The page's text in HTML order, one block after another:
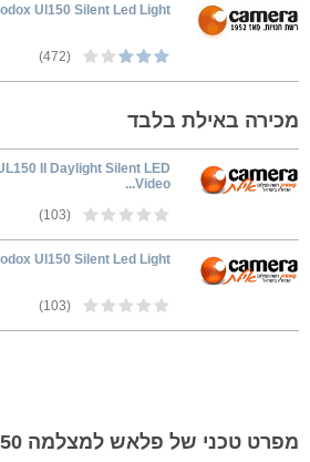
Ul150 Silent Led Light
(472)
מכירה באילת בלבד
II Daylight Silent LED
Video...
(103)
Ul150 Silent Led Light
(103)
מפרט טכני של פלאש למצלמה Godox UL150